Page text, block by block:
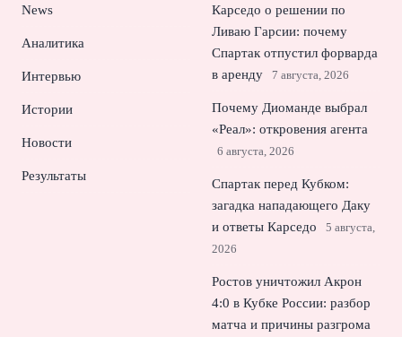
News
Аналитика
Интервью
Истории
Новости
Результаты
Карседо о решении по
Ливаю Гарсии: почему
Спартак отпустил форварда
в аренду
7 августа, 2026
Почему Диоманде выбрал
«Реал»: откровения агента
6 августа, 2026
Спартак перед Кубком:
загадка нападающего Даку
и ответы Карседо
5 августа,
2026
Ростов уничтожил Акрон
4:0 в Кубке России: разбор
матча и причины разгрома